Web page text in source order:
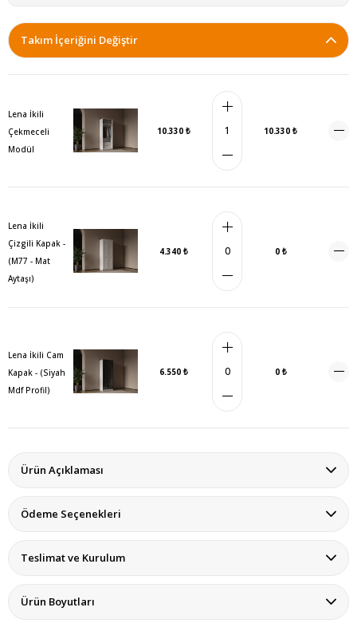
Takım İçeriğini Değiştir
Lena İkili
Çekmeceli
Modül
10.330 ₺ 10.330 ₺
Lena İkili
Çizgili Kapak -
(M77 - Mat
Aytaşı)
4.340 ₺ 0 ₺
Lena İkili Cam
Kapak - (Siyah
Mdf Profil)
6.550 ₺ 0 ₺
Ürün Açıklaması
Ödeme Seçenekleri
Teslimat ve Kurulum
Ürün Boyutları